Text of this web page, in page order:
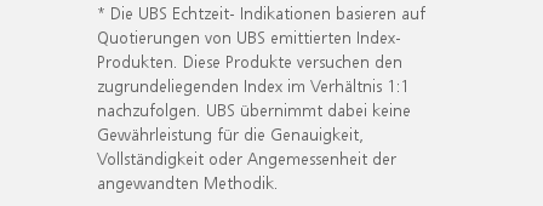
* Die UBS Echtzeit- Indikationen basieren auf
Quotierungen von UBS emittierten Index-
Produkten. Diese Produkte versuchen den
zugrundeliegenden Index im Verhältnis 1:1
nachzufolgen. UBS übernimmt dabei keine
Gewährleistung für die Genauigkeit,
Vollständigkeit oder Angemessenheit der
angewandten Methodik.